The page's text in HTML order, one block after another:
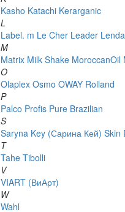
Kasho Katachi Kerarganic
L
Label. m Le Cher Leader
M
Matrix Milk Shake MoroccanOil
O
Olaplex Osmo OWAY Rolland
P
Palco Profis Pure Brazilian
S
Saryna Key (Сарина Кей) Skin
T
Tahe Tibolli
V
VIART (ВиАрт)
W
Wahl